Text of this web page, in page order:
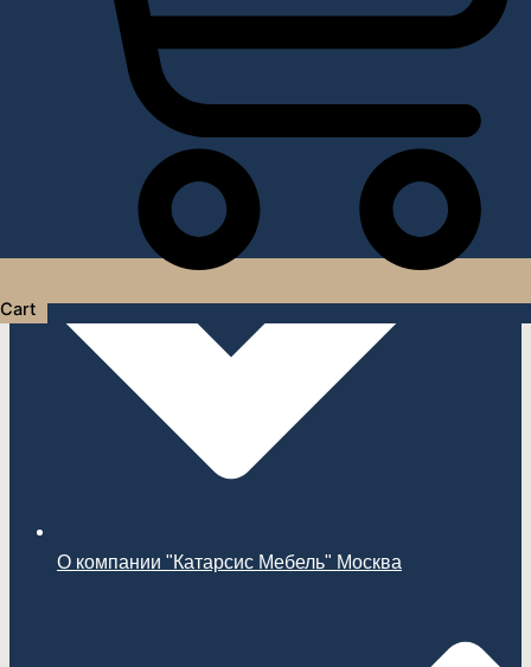
Cart
Услуги дизайнера интерьера
О компании "Катарсис Мебель" Москва